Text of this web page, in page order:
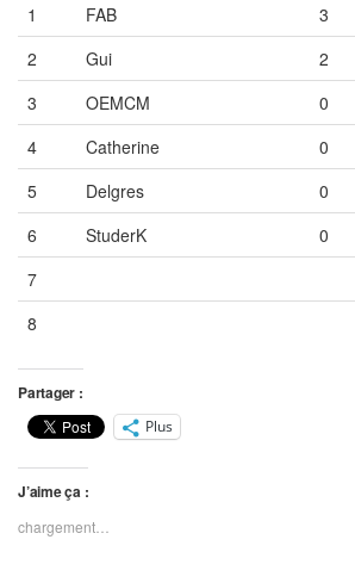
1
FAB 3
2
Gui 2
3
OEMCM 0
4
Catherine 0
5
Delgres 0
6
StuderK 0
7
8
Partager :
Plus
J’aime ça :
chargement…